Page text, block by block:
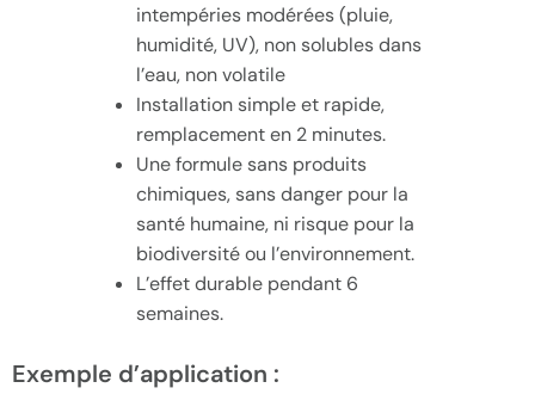
intempéries modérées (pluie,
humidité, UV), non solubles dans
l’eau, non volatile
Installation simple et rapide,
remplacement en 2 minutes.
Une formule sans produits
chimiques, sans danger pour la
santé humaine, ni risque pour la
biodiversité ou l’environnement.
L’effet durable pendant 6
semaines.
Exemple d’application :